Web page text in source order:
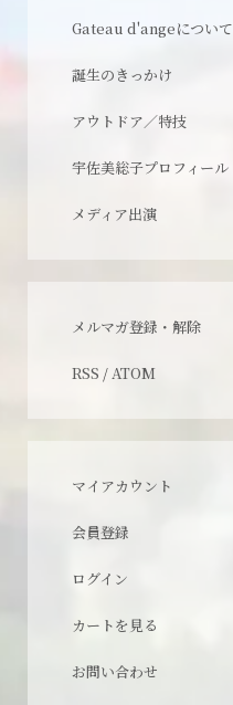
Gateau d'angeについて
誕生のきっかけ
アウトドア／特技
宇佐美総子プロフィール
メディア出演
メルマガ登録・解除
RSS /ATOM
マイアカウント
会員登録
ログイン
カートを見る
お問い合わせ